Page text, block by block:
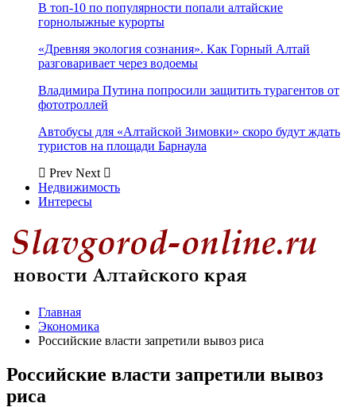
В топ-10 по популярности попали алтайские
горнолыжные курорты
«Древняя экология сознания». Как Горный Алтай
разговаривает через водоемы
Владимира Путина попросили защитить турагентов от
фототроллей
Автобусы для «Алтайской Зимовки» скоро будут ждать
туристов на площади Барнаула
Prev Next
Недвижимость
Интересы
Главная
Экономика
Российские власти запретили вывоз риса
Российские власти запретили вывоз
риса